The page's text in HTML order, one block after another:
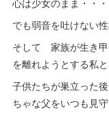
心は少女のまま・・・
でも弱音を吐けない
そして 家族が生き甲
を離れようとする私
子供たちが巣立った
ちゃな父をいつも見